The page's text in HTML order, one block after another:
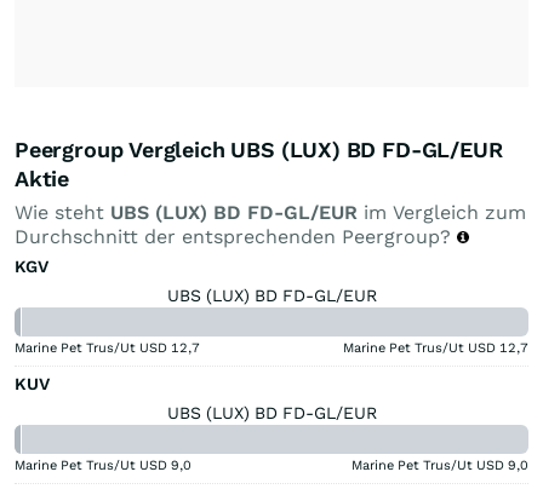
Peergroup Vergleich UBS (LUX) BD FD-GL/EUR
Aktie
Wie steht UBS (LUX) BD FD-GL/EUR im Vergleich zum
Durchschnitt der entsprechenden Peergroup?
KGV
UBS (LUX) BD FD-GL/EUR
Marine Pet Trus/Ut USD 12,7 Marine Pet Trus/Ut USD 12,7
KUV
UBS (LUX) BD FD-GL/EUR
Marine Pet Trus/Ut USD 9,0 Marine Pet Trus/Ut USD 9,0